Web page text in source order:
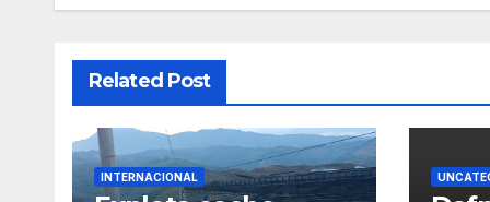
Related Post
INTERNACIONAL